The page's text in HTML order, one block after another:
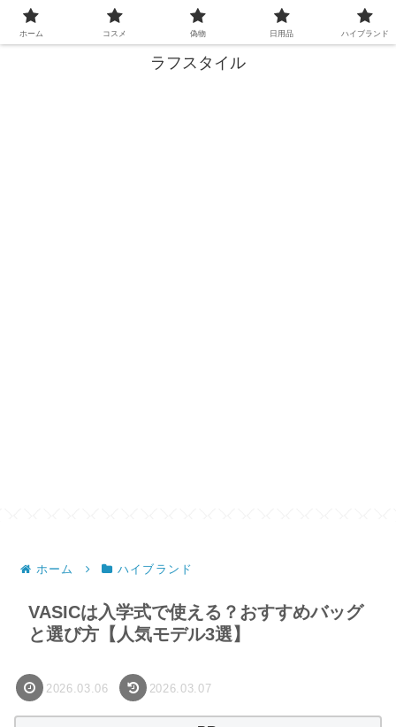
失敗しない買い物、ここで解決！
ラフスタイル
ホーム ハイブランド
VASICは入学式で使える？おすすめバッグ
と選び方【人気モデル3選】
2026.03.06 2026.03.07
ホーム コスメ 偽物 日用品 ハイブランド